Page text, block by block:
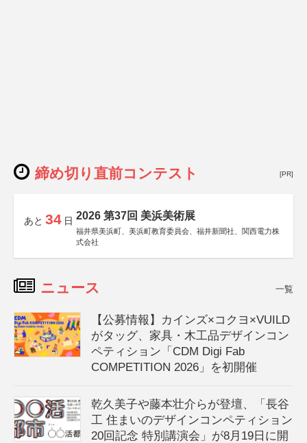
締め切り直前コンテスト [PR]
あと 34 日 2026 第37回 美浜美術展
福井県美浜町、美浜町教育委員会、福井新聞社、関西電力株
式会社
ニュース 一覧
【公募情報】カインズ×コクヨ×VUILD
がタッグ、家具・木工品デザインコン
ペティション「CDM Digi Fab
COMPETITION 2026」を初開催
乾久美子や藤本壮介らが登壇、「長谷
工 住まいのデザインコンペティション
20回記念 特別講演会」が8月19日に開